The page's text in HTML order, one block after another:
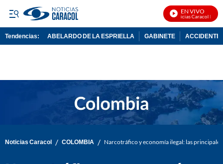
EN VIVO
Noticias Caracol En
Tendencias: ABELARDO DE LA ESPRIELLA GABINETE ACCIDENTE
Noticias Caracol / COLOMBIA / Narcotráfico y economía ilegal: las